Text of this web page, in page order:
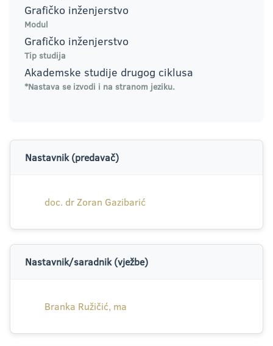
Grafičko inženjerstvo
Modul
Grafičko inženjerstvo
Tip studija
Akademske studije drugog ciklusa
*Nastava se izvodi i na stranom jeziku.
Nastavnik (predavač)
doc. dr Zoran Gazibarić
Nastavnik/saradnik (vježbe)
Branka Ružičić, ma